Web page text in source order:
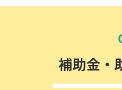
補助金・